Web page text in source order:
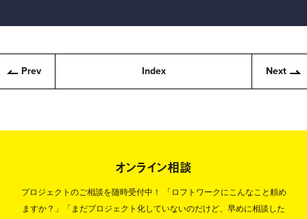
Prev Index Next
オンライン相談
プロジェクトのご相談を随時受付中！
「ロフトワークにこんなこと頼め
ますか？」「まだプロジェクト化していないのだけど、早めに相談した